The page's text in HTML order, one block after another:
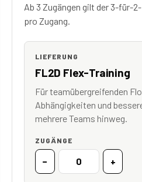
Ab 3 Zugängen gilt der 3-für-
pro Zugang.
LIEFERUNG
FL2D Flex-Training
Für teamübergreifenden
Abhängigkeiten und
mehrere Teams hinweg.
ZUGÄNGE
− +